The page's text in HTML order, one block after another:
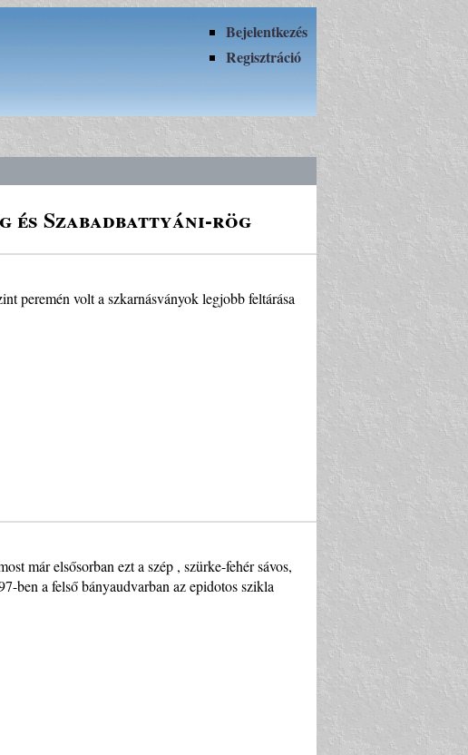
Bejelentkezés
Regisztráció
és Szabadbattyáni-rög
peremén volt a szkarnásványok legjobb feltárása
már elsősorban ezt a szép , szürke-fehér sávos,
ben a felső bányaudvarban az epidotos szikla